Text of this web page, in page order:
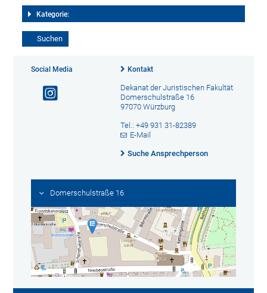
Kategorie:
Social Media Kontakt
Dekanat der Juristischen Fakultät
Domerschulstraße 16
97070 Würzburg
Tel.: +49 931 31-82389
E-Mail
Suche Ansprechperson
Domerschulstraße 16